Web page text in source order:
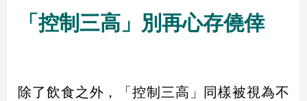
樂
聞
「控制三高」別再心存僥倖
除了飲食之外，「控制三高」同樣被視為不